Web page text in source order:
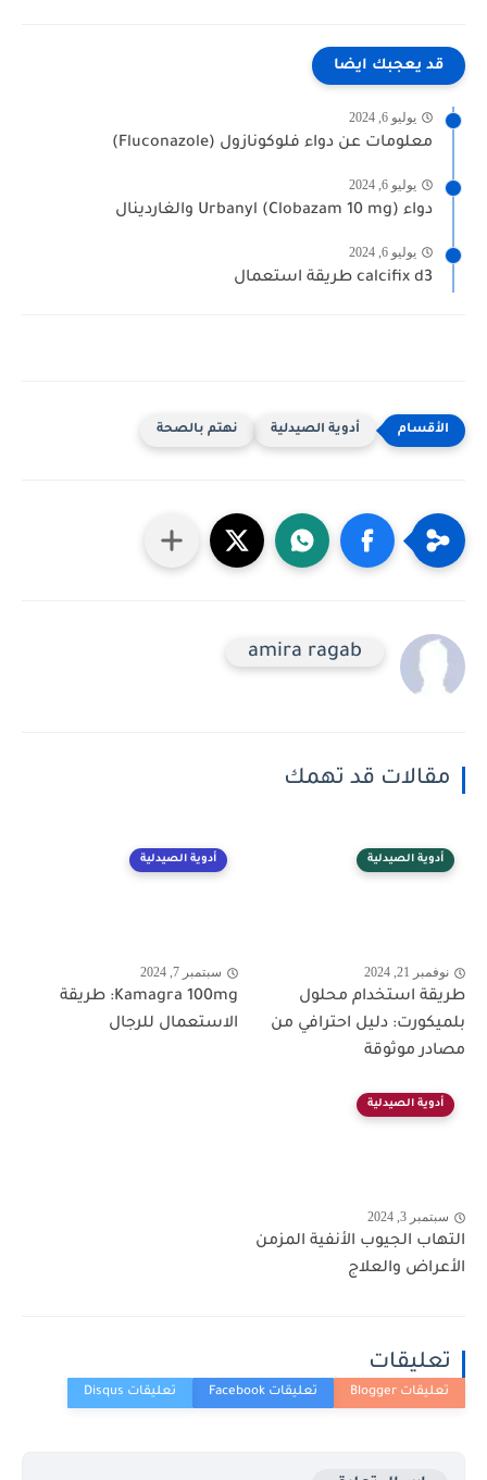
قد يعجبك ايضا
يوليو 6, 2024
معلومات عن دواء فلوكونازول (Fluconazole)
يوليو 6, 2024
دواء Urbanyl (Clobazam 10 mg) والغاردينال
يوليو 6, 2024
calcifix d3 طريقة استعمال
أدوية الصيدلية نهتم بالصحة
amira ragab
مقالات قد تهمك
أدوية الصيدلية
نوفمبر 21, 2024
طريقة استخدام محلول
بلميكورت: دليل احترافي من
مصادر موثوقة
أدوية الصيدلية
سبتمبر 7, 2024
Kamagra 100mg: طريقة
الاستعمال للرجال
أدوية الصيدلية
سبتمبر 3, 2024
التهاب الجيوب الأنفية المزمن
الأعراض والعلاج
تعليقات